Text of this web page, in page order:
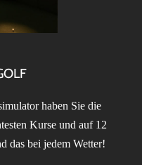
haben Sie die
Kurse und auf 12
das bei jedem Wetter!